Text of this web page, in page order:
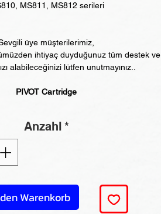
MS811, MS812 serileri
üye müşterilerimiz,
ihtiyaç duyduğunuz tüm destek ve
alabileceğinizi lütfen unutmayınız..
PIVOT Cartridge
Anzahl *
Warenkorb